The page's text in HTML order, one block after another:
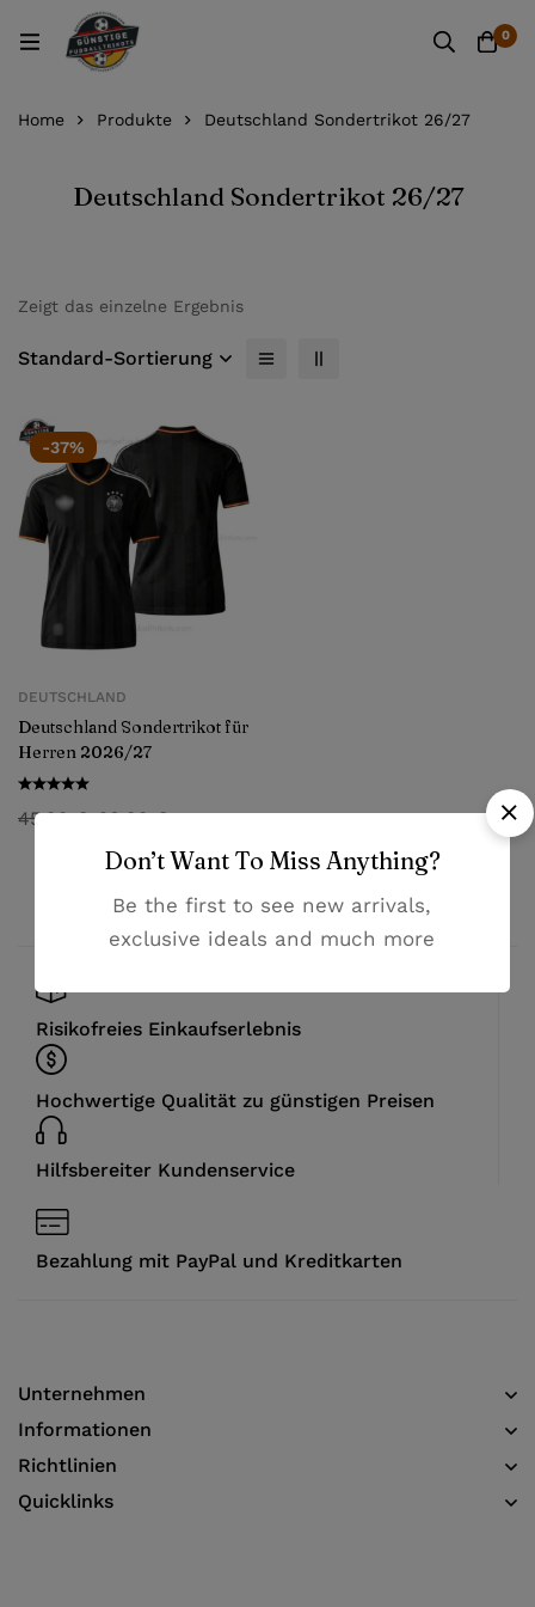
0
Home Produkte Deutschland Sondertrikot 26/27
Deutschland Sondertrikot 26/27
Zeigt das einzelne Ergebnis
Standard-Sortierung
-37%
DEUTSCHLAND
Deutschland Sondertrikot für
Herren 2026/27
45,99€ 28,99€
Risikofreies Einkaufserlebnis
Hochwertige Qualität zu günstigen Preisen
Hilfsbereiter Kundenservice
Bezahlung mit PayPal und Kreditkarten
Unternehmen
Informationen​
Richtlinien
Quicklinks
Don’t Want To Miss Anything?
Be the first to see new arrivals,
exclusive ideals and much more